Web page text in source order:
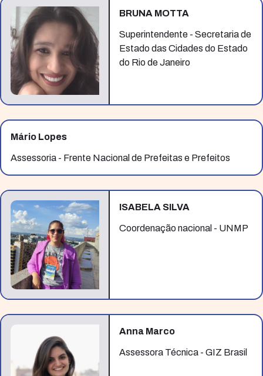
BRUNA MOTTA
Superintendente - Secretaria de
Estado das Cidades do Estado
do Rio de Janeiro
Mário Lopes
Assessoria - Frente Nacional de Prefeitas e Prefeitos
ISABELA SILVA
Coordenação nacional - UNMP
Anna Marco
Assessora Técnica - GIZ Brasil